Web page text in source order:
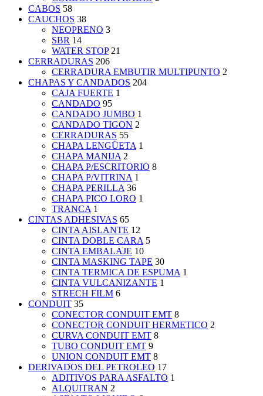
CABOS 58
CAUCHOS 38
NEOPRENO 3
SBR 14
WATER STOP 21
CERRADURAS 206
CERRADURA EMBUTIR MULTIPUNTO 2
CHAPAS Y CANDADOS 204
CAJA FUERTE 1
CANDADO 95
CANDADO JUMBO 1
CANDADO TIGON 2
CERRADURAS 55
CHAPA LENGÜETA 1
CHAPA MANIJA 2
CHAPA P/ESCRITORIO 8
CHAPA P/VITRINA 1
CHAPA PERILLA 36
CHAPA PICO LORO 1
TRANCA 1
CINTAS ADHESIVAS 65
CINTA AISLANTE 12
CINTA DOBLE CARA 5
CINTA EMBALAJE 10
CINTA MASKING TAPE 30
CINTA TERMICA DE ESPUMA 1
CINTA VULCANIZANTE 1
STRECH FILM 6
CONDUIT 35
CONECTOR CONDUIT EMT 8
CONECTOR CONDUIT HERMETICO 2
CURVA CONDUIT EMT 8
TUBO CONDUIT EMT 9
UNION CONDUIT EMT 8
DERIVADOS DEL PETROLEO 17
ADITIVOS PARA ASFALTO 1
ALQUITRAN 2